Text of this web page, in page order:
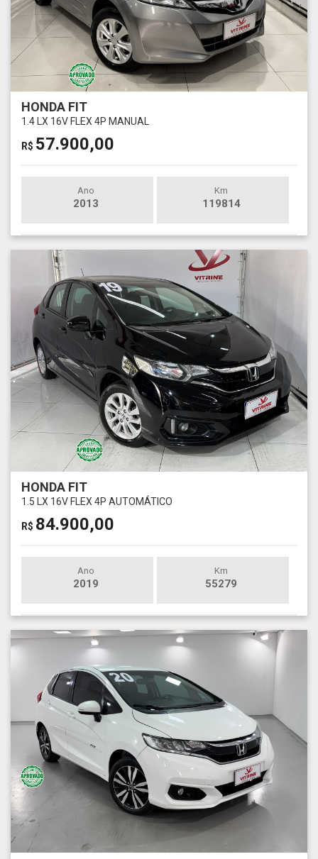
HONDA FIT
1.4 LX 16V FLEX 4P MANUAL
R$ 57.900,00
Ano
2013
Km
119814
HONDA FIT
1.5 LX 16V FLEX 4P AUTOMÁTICO
R$ 84.900,00
Ano
2019
Km
55279